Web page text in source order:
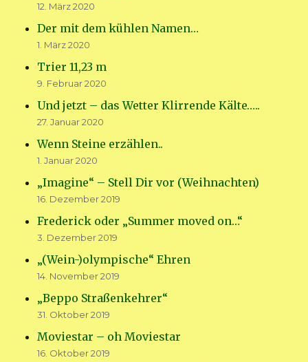
12. März 2020
Der mit dem kühlen Namen…
1. März 2020
Trier 11,23 m
9. Februar 2020
Und jetzt – das Wetter Klirrende Kälte…..
27. Januar 2020
Wenn Steine erzählen..
1. Januar 2020
„Imagine“ – Stell Dir vor (Weihnachten)
16. Dezember 2019
Frederick oder „Summer moved on…“
3. Dezember 2019
„(Wein-)olympische“ Ehren
14. November 2019
„Beppo Straßenkehrer“
31. Oktober 2019
Moviestar – oh Moviestar
16. Oktober 2019